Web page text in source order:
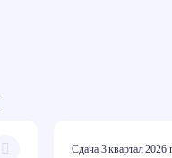
Сдача 3 квартал 2026